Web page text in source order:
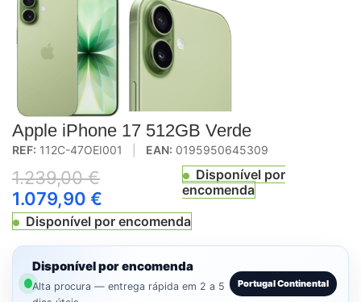
Apple iPhone 17 512GB Verde
REF: 112C-47OEI001 EAN: 0195950645309
1.239,00€
1.079,90 €
Disponível por
encomenda
Disponível por encomenda
Disponível por encomenda
Alta procura — entrega rápida em 2 a 5
Portugal Continental